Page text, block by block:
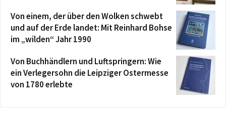
Von einem, der über den Wolken schwebt
und auf der Erde landet: Mit Reinhard Bohse
im „wilden“ Jahr 1990
Von Buchhändlern und Luftspringern: Wie
ein Verlegersohn die Leipziger Ostermesse
von 1780 erlebte